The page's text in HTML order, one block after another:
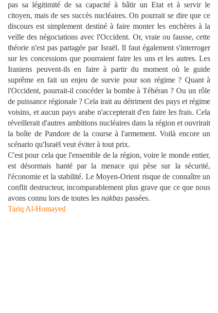
pas sa légitimité de sa capacité à bâtir un Etat et à servir le
citoyen, mais de ses succès nucléaires. On pourrait se dire que ce
discours est simplement destiné à faire monter les enchères à la
veille des négociations avec l'Occident. Or, vraie ou fausse, cette
théorie n'est pas partagée par Israël. Il faut également s'interroger
sur les concessions que pourraient faire les uns et les autres. Les
Iraniens peuvent-ils en faire à partir du moment où le guide
suprême en fait un enjeu de survie pour son régime ? Quant à
l'Occident, pourrait-il concéder la bombe à Téhéran ? Ou un rôle
de puissance régionale ? Cela irait au détriment des pays et régime
voisins, et aucun pays arabe n'accepterait d'en faire les frais. Cela
réveillerait d'autres ambitions nucléaires dans la région et ouvrirait
la boîte de Pandore de la course à l'armement. Voilà encore un
scénario qu'Israël veut éviter à tout prix.
C'est pour cela que l'ensemble de la région, voire le monde entier,
est désormais hanté par la menace qui pèse sur la sécurité,
l'économie et la stabilité. Le Moyen-Orient risque de connaître un
conflit destructeur, incomparablement plus grave que ce que nous
avons connu lors de toutes les nakbas passées.
Tariq Al-Homayed